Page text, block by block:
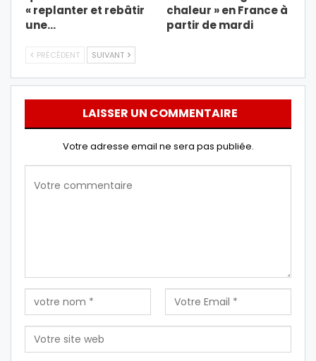
« replanter et rebâtir
une…
chaleur » en France à
partir de mardi
PRÉCÉDENT SUIVANT
LAISSER UN COMMENTAIRE
Votre adresse email ne sera pas publiée.